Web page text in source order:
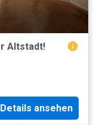
Altstadt!
Details ansehen